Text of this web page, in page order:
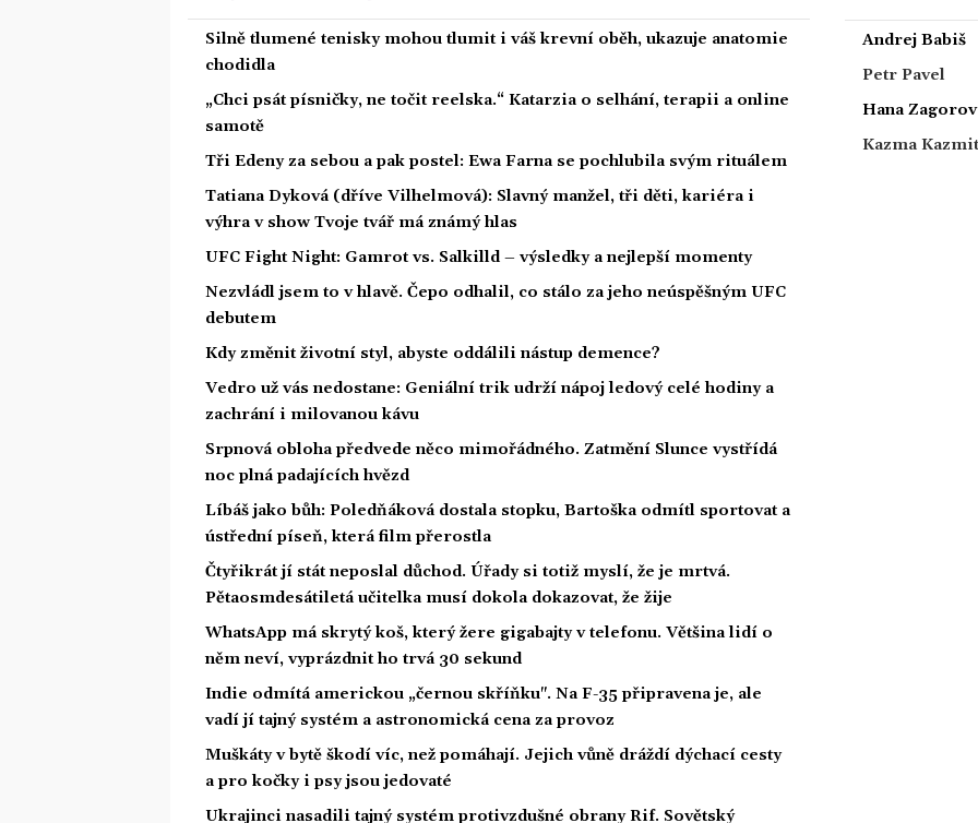
Silně tlumené tenisky mohou tlumit i váš krevní oběh, ukazuje anatomie
chodidla
„Chci psát písničky, ne točit reelska.“ Katarzia o selhání, terapii a online
samotě
Tři Edeny za sebou a pak postel: Ewa Farna se pochlubila svým rituálem
Tatiana Dyková (dříve Vilhelmová): Slavný manžel, tři děti, kariéra i
výhra v show Tvoje tvář má známý hlas
UFC Fight Night: Gamrot vs. Salkilld – výsledky a nejlepší momenty
Nezvládl jsem to v hlavě. Čepo odhalil, co stálo za jeho neúspěšným UFC
debutem
Kdy změnit životní styl, abyste oddálili nástup demence?
Vedro už vás nedostane: Geniální trik udrží nápoj ledový celé hodiny a
zachrání i milovanou kávu
Srpnová obloha předvede něco mimořádného. Zatmění Slunce vystřídá
noc plná padajících hvězd
Líbáš jako bůh: Poledňáková dostala stopku, Bartoška odmítl sportovat a
ústřední píseň, která film přerostla
Čtyřikrát jí stát neposlal důchod. Úřady si totiž myslí, že je mrtvá.
Pětaosmdesátiletá učitelka musí dokola dokazovat, že žije
WhatsApp má skrytý koš, který žere gigabajty v telefonu. Většina lidí o
něm neví, vyprázdnit ho trvá 30 sekund
Indie odmítá americkou „černou skříňku". Na F-35 připravena je, ale
vadí jí tajný systém a astronomická cena za provoz
Muškáty v bytě škodí víc, než pomáhají. Jejich vůně dráždí dýchací cesty
a pro kočky i psy jsou jedovaté
Ukrajinci nasadili tajný systém protivzdušné obrany Rif. Sovětský
Andrej Babiš
Petr Pavel
Hana
Kazma